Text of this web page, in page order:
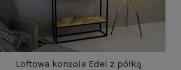
Loftowa konsola Edel z półką